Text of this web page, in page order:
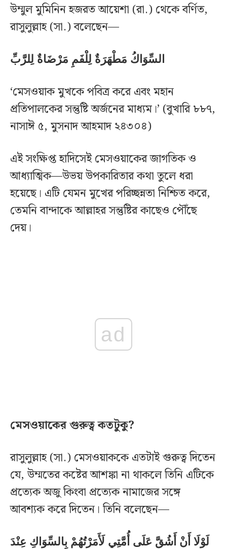
উম্মুল মুমিনিন হজরত আয়েশা (রা.) থেকে বর্ণিত,
রাসুলুল্লাহ (সা.) বলেছেন—
السِّوَاكُ مَطْهَرَةٌ لِلْفَمِ مَرْضَاةٌ لِلرَّبِّ
‘মেসওয়াক মুখকে পবিত্র করে এবং মহান
প্রতিপালকের সন্তুষ্টি অর্জনের মাধ্যম।’ (বুখারি ৮৮৭,
নাসাঈ ৫, মুসনাদ আহমাদ ২৪৩০৪)
এই সংক্ষিপ্ত হাদিসেই মেসওয়াকের জাগতিক ও
আধ্যাত্মিক—উভয় উপকারিতার কথা তুলে ধরা
হয়েছে। এটি যেমন মুখের পরিচ্ছন্নতা নিশ্চিত করে,
তেমনি বান্দাকে আল্লাহর সন্তুষ্টির কাছেও পৌঁছে
দেয়।
ad
মেসওয়াকের গুরুত্ব কতটুকু?
রাসুলুল্লাহ (সা.) মেসওয়াককে এতটাই গুরুত্ব দিতেন
যে, উম্মতের কষ্টের আশঙ্কা না থাকলে তিনি এটিকে
প্রত্যেক অজু কিংবা প্রত্যেক নামাজের সঙ্গে
আবশ্যক করে দিতেন। তিনি বলেছেন—
لَوْلَا أَنْ أَشُقَّ عَلَى أُمَّتِي لَأَمَرْتُهُمْ بِالسِّوَاكِ عِنْدَ